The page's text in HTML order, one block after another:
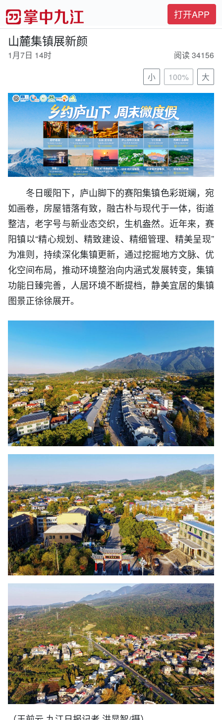
打开APP
山麓集镇展新颜
1月7日 14时
阅读 34156
小
100% 大
冬日暖阳下，庐山脚下的赛阳集镇色彩斑斓，宛
如画卷，房屋错落有致，融古朴与现代于一体，街道
整洁，老字号与新业态交织，生机盎然。近年来，赛
阳镇以“精心规划、精致建设、精细管理、精美呈现”
为准则，持续深化集镇更新，通过挖掘地方文脉、优
化空间布局，推动环境整治向内涵式发展转变，集镇
功能日臻完善，人居环境不断提档，静美宜居的集镇
图景正徐徐展开。